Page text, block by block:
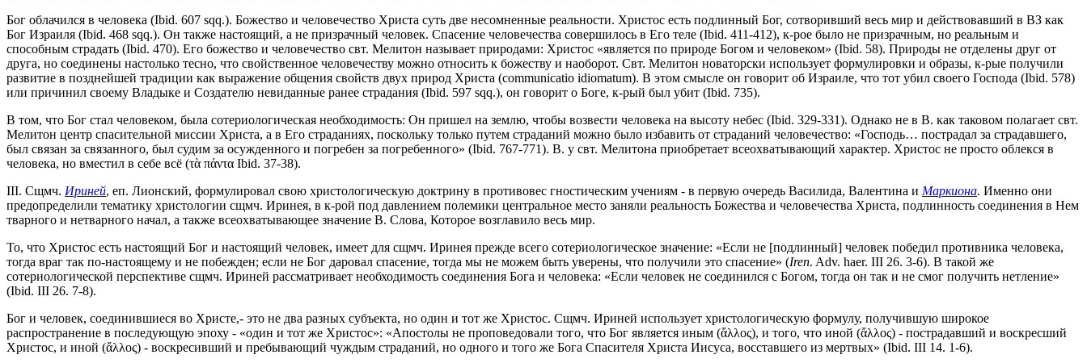
Бог облачился в человека (Ibid. 607 sqq.). Божество и человечество Христа суть две несомненные реальности. Христос есть подлинный Бог, сотворивший весь мир и действовавший в ВЗ как
Бог Израиля (Ibid. 468 sqq.). Он также настоящий, а не призрачный человек. Спасение человечества совершилось в Его теле (Ibid. 411-412), к-рое было не призрачным, но реальным и
способным страдать (Ibid. 470). Его божество и человечество свт. Мелитон называет природами: Христос «является по природе Богом и человеком» (Ibid. 58). Природы не отделены друг от
друга, но соединены настолько тесно, что свойственное человечеству можно относить к божеству и наоборот. Свт. Мелитон новаторски использует формулировки и образы, к-рые получили
развитие в позднейшей традиции как выражение общения свойств двух природ Христа (communicatio idiomatum). В этом смысле он говорит об Израиле, что тот убил своего Господа (Ibid. 578)
или причинил своему Владыке и Создателю невиданные ранее страдания (Ibid. 597 sqq.), он говорит о Боге, к-рый был убит (Ibid. 735).
В том, что Бог стал человеком, была сотериологическая необходимость: Он пришел на землю, чтобы возвести человека на высоту небес (Ibid. 329-331). Однако не в В. как таковом полагает свт.
Мелитон центр спасительной миссии Христа, а в Его страданиях, поскольку только путем страданий можно было избавить от страданий человечество: «Господь… пострадал за страдавшего,
был связан за связанного, был судим за осужденного и погребен за погребенного» (Ibid. 767-771). В. у свт. Мелитона приобретает всеохватывающий характер. Христос не просто облекся в
человека, но вместил в себе всё (τὰ πάντα Ibid. 37-38).
III. Сщмч. Ириней, еп. Лионский, формулировал свою христологическую доктрину в противовес гностическим учениям - в первую очередь Василида, Валентина и Маркиона. Именно они
предопределили тематику христологии сщмч. Иринея, в к-рой под давлением полемики центральное место заняли реальность Божества и человечества Христа, подлинность соединения в Нем
тварного и нетварного начал, а также всеохватывающее значение В. Слова, Которое возглавило весь мир.
То, что Христос есть настоящий Бог и настоящий человек, имеет для сщмч. Иринея прежде всего сотериологическое значение: «Если не [подлинный] человек победил противника человека,
тогда враг так по-настоящему и не побежден; если не Бог даровал спасение, тогда мы не можем быть уверены, что получили это спасение» (Iren. Adv. haer. III 26. 3-6). В такой же
сотериологической перспективе сщмч. Ириней рассматривает необходимость соединения Бога и человека: «Если человек не соединился с Богом, тогда он так и не смог получить нетление»
(Ibid. III 26. 7-8).
Бог и человек, соединившиеся во Христе,- это не два разных субъекта, но один и тот же Христос. Сщмч. Ириней использует христологическую формулу, получившую широкое
распространение в последующую эпоху - «один и тот же Христос»: «Апостолы не проповедовали того, что Бог является иным (ἄλλος), и того, что иной (ἄλλος) - пострадавший и воскресший
Христос, и иной (ἄλλος) - воскресивший и пребывающий чуждым страданий, но одного и того же Бога Спасителя Христа Иисуса, восставшего из мертвых» (Ibid. III 14. 1-6).